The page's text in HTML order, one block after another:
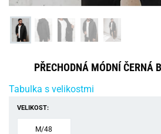
PŘECHODNÁ MÓDNÍ ČERNÁ
Tabulka s velikostmi
VELIKOST:
M/48